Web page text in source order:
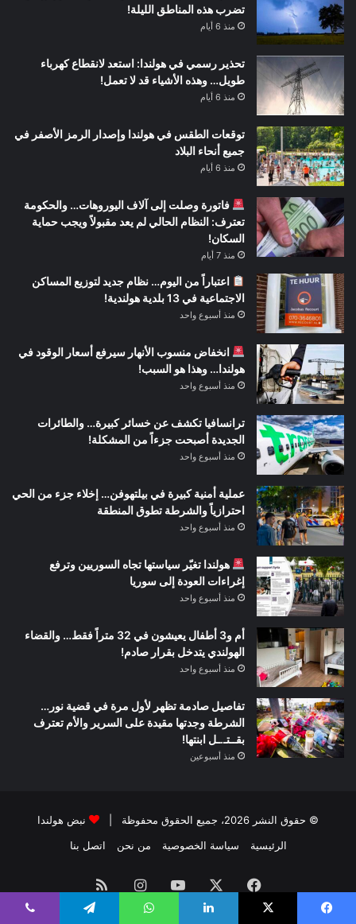
تضرب هذه المناطق الليلة!
منذ 6 أيام
تحذير رسمي في هولندا: استعد لانقطاع كهرباء
طويل… وهذه الأشياء قد لا تعمل!
منذ 6 أيام
توقعات الطقس في هولندا وإصدار الرمز الأصفر في
جميع أنحاء البلاد
منذ 6 أيام
فاتورة وصلت إلى آلاف اليوروهات… والحكومة
تعترف: النظام الحالي لم يعد مقبولاً ويجب حماية
السكان!
منذ 7 أيام
اعتباراً من اليوم… نظام جديد لتوزيع المساكن
الاجتماعية في 13 بلدية هولندية!
منذ أسبوع واحد
انخفاض منسوب الأنهار سيرفع أسعار الوقود في
هولندا… وهذا هو السبب!
منذ أسبوع واحد
ترانسافيا تكشف عن خسائر كبيرة… والطائرات
الجديدة أصبحت جزءاً من المشكلة!
منذ أسبوع واحد
عملية أمنية كبيرة في بيلتهوفن… إخلاء جزء من الحي
احترازياً والشرطة تطوق المنطقة
منذ أسبوع واحد
هولندا تغيّر سياستها تجاه السوريين وترفع
إغراءات العودة إلى سوريا
منذ أسبوع واحد
أم و3 أطفال يعيشون في 32 متراً فقط… والقضاء
الهولندي يتدخل بقرار صادم!
منذ أسبوع واحد
تفاصيل صادمة تظهر لأول مرة في قضية نور…
الشرطة وجدتها مقيدة على السرير والأم تعترف
بقــتـ.ـل ابنتها!
منذ أسبوعين
© حقوق النشر 2026، جميع الحقوق محفوظة |
نبض هولندا
الرئيسية
سياسة الخصوصية من نحن اتصل بنا
فيسبوك ‫YouTubeانستقرامملخص